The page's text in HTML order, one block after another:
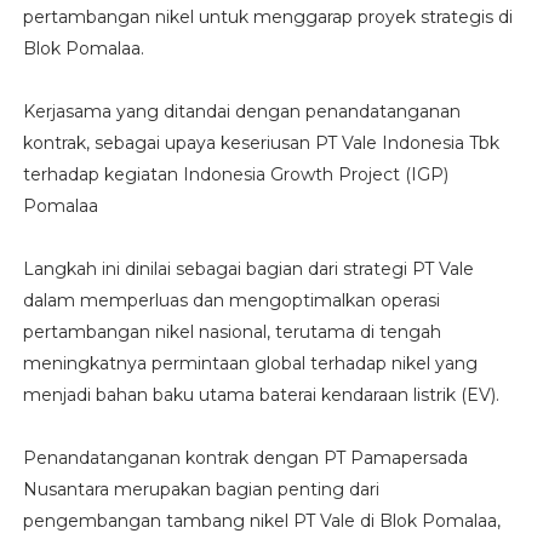
pertambangan nikel untuk menggarap proyek strategis di
Blok Pomalaa.
Kerjasama yang ditandai dengan penandatanganan
kontrak, sebagai upaya keseriusan PT Vale Indonesia Tbk
terhadap kegiatan Indonesia Growth Project (IGP)
Pomalaa
Langkah ini dinilai sebagai bagian dari strategi PT Vale
dalam memperluas dan mengoptimalkan operasi
pertambangan nikel nasional, terutama di tengah
meningkatnya permintaan global terhadap nikel yang
menjadi bahan baku utama baterai kendaraan listrik (EV).
Penandatanganan kontrak dengan PT Pamapersada
Nusantara merupakan bagian penting dari
pengembangan tambang nikel PT Vale di Blok Pomalaa,